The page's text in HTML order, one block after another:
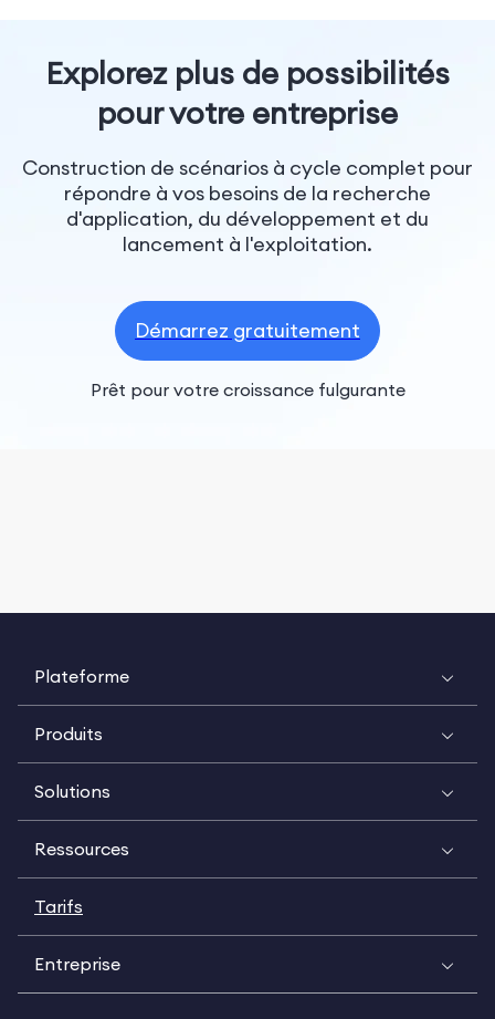
Explorez plus de possibilités
pour votre entreprise
Construction de scénarios à cycle complet pour
répondre à vos besoins de la recherche
d'application, du développement et du
lancement à l'exploitation.
Démarrez gratuitement
Prêt pour votre croissance fulgurante
Plateforme
Produits
Solutions
Ressources
Tarifs
Entreprise